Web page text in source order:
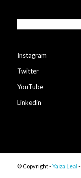
Instagram
Twitter
YouTube
Linkedin
© Copyright -Yaiza Leal -